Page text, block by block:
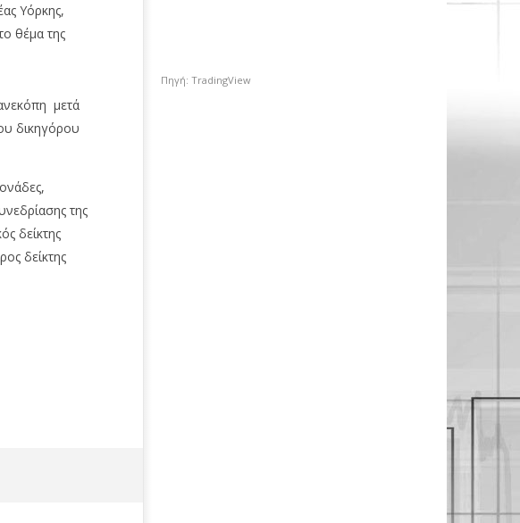
2.615 μον.
1,76%, τζίρο
Υόρκης,
θέμα της
μετά
δικηγόρου
της
δείκτης
δείκτης
Πηγή: TradingView